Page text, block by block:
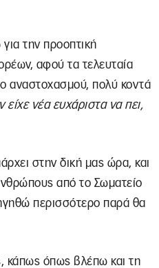
την προοπτική
αφού τα τελευταία
αναστοχασμού, πολύ κοντά
είχε νέα ευχάριστα να πει,
στην δική μας ώρα, και
από το Σωματείο
περισσότερο παρά θα
κάπως όπως βλέπω και τη